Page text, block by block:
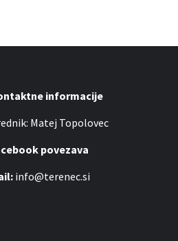
informacije
Matej Topolovec
povezava
info@terenec.si